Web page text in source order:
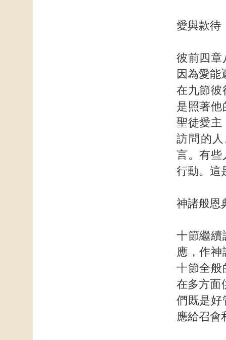
愛與款待
彼前四章
因為愛能
在九節彼
是照著他
聖徒愛主
訪問的
言。有些
行動。這
神諸般恩
十節繼續
應，作
十節全般
在多方面
們既是好
應給召會